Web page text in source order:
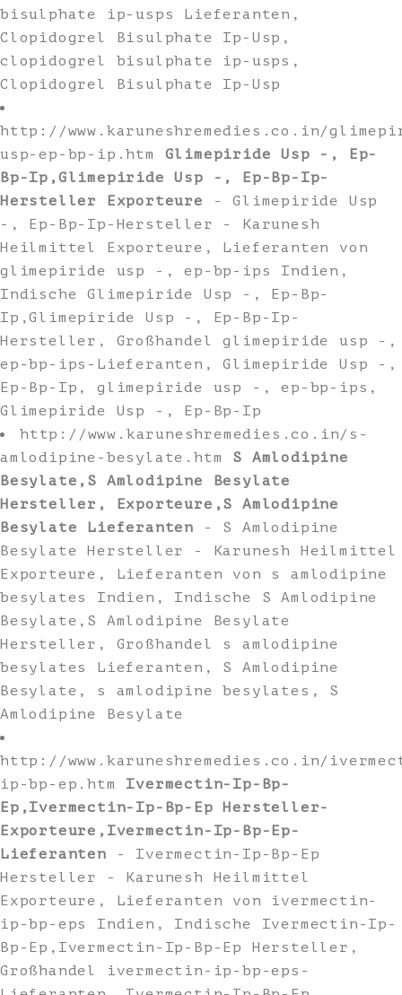
bisulphate ip-usps Lieferanten,
Clopidogrel Bisulphate Ip-Usp,
clopidogrel bisulphate ip-usps,
Clopidogrel Bisulphate Ip-Usp
http://www.karuneshremedies.co.in/
usp-ep-bp-ip.htm Glimepiride Usp -, Ep-
Bp-Ip,Glimepiride Usp -, Ep-Bp-Ip-
Hersteller Exporteure
- Glimepiride Usp
-, Ep-Bp-Ip-Hersteller - Karunesh
Heilmittel Exporteure, Lieferanten von
glimepiride usp -, ep-bp-ips Indien,
Indische Glimepiride Usp -, Ep-Bp-
Ip,Glimepiride Usp -, Ep-Bp-Ip-
Hersteller, Großhandel glimepiride usp -,
ep-bp-ips-Lieferanten, Glimepiride Usp -,
Ep-Bp-Ip, glimepiride usp -, ep-bp-ips,
Glimepiride Usp -, Ep-Bp-Ip
http://www.karuneshremedies.co.in/s-
amlodipine-besylate.htm S Amlodipine
Besylate,S Amlodipine Besylate
Hersteller, Exporteure,S Amlodipine
Besylate Lieferanten - S Amlodipine
Besylate Hersteller - Karunesh Heilmittel
Exporteure, Lieferanten von s amlodipine
besylates Indien, Indische S Amlodipine
Besylate,S Amlodipine Besylate
Hersteller, Großhandel s amlodipine
besylates Lieferanten, S Amlodipine
Besylate, s amlodipine besylates, S
Amlodipine Besylate
http://www.karuneshremedies.co.in/
ip-bp-ep.htm Ivermectin-Ip-Bp-
Ep,Ivermectin-Ip-Bp-Ep Hersteller-
Exporteure,Ivermectin-Ip-Bp-Ep-
Lieferanten - Ivermectin-Ip-Bp-Ep
Hersteller - Karunesh Heilmittel
Exporteure, Lieferanten von ivermectin-
ip-bp-eps Indien, Indische Ivermectin-Ip-
Bp-Ep,Ivermectin-Ip-Bp-Ep Hersteller,
Großhandel ivermectin-ip-bp-eps-